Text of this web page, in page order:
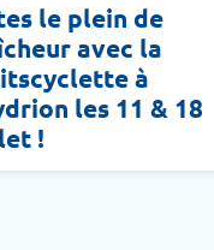
le plein de
avec la
à
les 11 & 18
!